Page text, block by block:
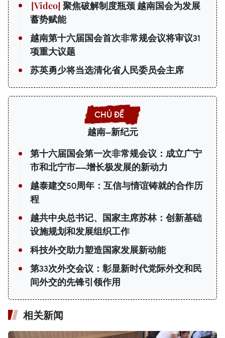
聚焦破解制度瓶颈 越南国会为发展
蓄势赋能
越南第十六届国会首次非常规会议将审议31
项重大议题
苏英勇少将当选清化省人民委员会主席
越南—新纪元
第十六届国会第一次非常规会议：成立广宁
市和北宁市——增长极发展的新动力
越泰建交50周年：互信与情谊铸就的合作历
程
越共中央总书记、国家主席苏林：创新基础
设施规划和发展组织工作
科技外交助力塑造国家发展新动能
第33次外交会议：彰显新时代党际外交和民
间外交的先锋引领作用
相关新闻